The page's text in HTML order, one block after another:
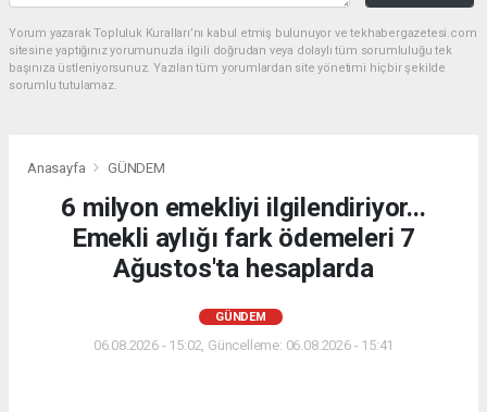
Yorum yazarak Topluluk Kuralları’nı kabul etmiş bulunuyor ve tekhabergazetesi.com
sitesine yaptığınız yorumunuzla ilgili doğrudan veya dolaylı tüm sorumluluğu tek
başınıza üstleniyorsunuz. Yazılan tüm yorumlardan site yönetimi hiçbir şekilde
sorumlu tutulamaz.
Anasayfa GÜNDEM
6 milyon emekliyi ilgilendiriyor...
Emekli aylığı fark ödemeleri 7
Ağustos'ta hesaplarda
GÜNDEM
06.08.2026 - 15:02, Güncelleme: 06.08.2026 - 15:41